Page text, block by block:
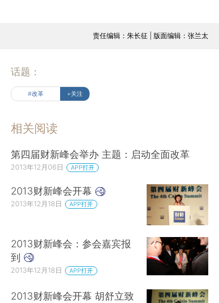
责任编辑：朱长征 | 版面编辑：张兰太
话题：
#改革 +关注
相关阅读
第四届财新峰会举办 主题：启动全面改革
2013年12月06日 APP打开
2013财新峰会开幕
2013年12月18日 APP打开
2013财新峰会：参会嘉宾报
到
2013年12月18日 APP打开
2013财新峰会开幕 胡舒立致